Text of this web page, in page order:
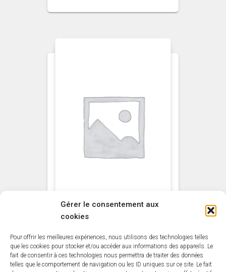
Gérer le consentement aux
cookies
Pour offrir les meilleures expériences, nous utilisons des technologies telles
que les cookies pour stocker et/ou accéder aux informations des appareils. Le
fait de consentir à ces technologies nous permettra de traiter des données
telles que le comportement de navigation ou les ID uniques sur ce site. Le fait
Primaire Bois
universel Incolore 1L